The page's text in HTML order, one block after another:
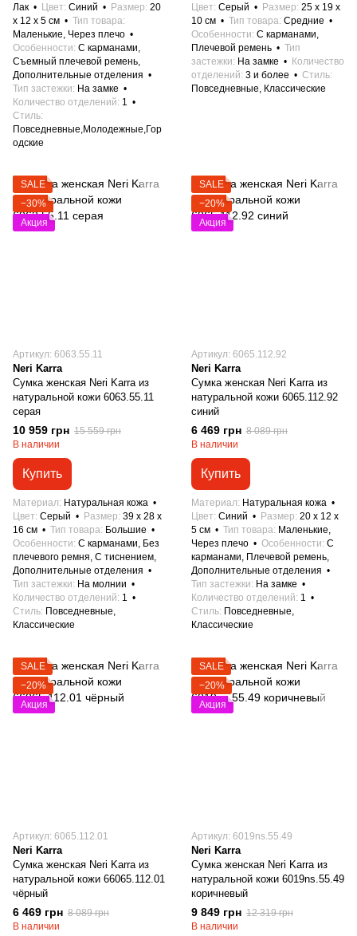
Лак
Цвет Синий Размер 20
x 12 x 5 см
Тип товара
Маленькие, Через плечо
Особенности С карманами,
Съемный плечевой ремень,
Дополнительные отделения
Тип застежки
На замке
Количество отделений 1
Стиль
Повседневные,Молодежные,Гор
одские
Цвет Серый Размер 25 x 19 x
10 см
Тип товара Средние
Особенности С карманами,
Плечевой ремень
Тип
застежки
На замке
Количество
отделений 3 и более
Стиль
Повседневные, Классические
SALE
−30%
Акция
Артикул: 6063.55.11
Neri Karra
Сумка женская Neri Karra из
натуральной кожи 6063.55.11
серая
10 959 грн 15 559 грн
В наличии
Купить
Материал
Натуральная кожа
Цвет Серый Размер 39 x 28 x
16 см
Тип товара Большие
Особенности С карманами, Без
плечевого ремня, С тиснением,
Дополнительные отделения
Тип застежки
На молнии
Количество отделений 1
Стиль Повседневные,
Классические
SALE
−20%
Акция
Артикул: 6065.112.92
Neri Karra
Сумка женская Neri Karra из
натуральной кожи 6065.112.92
синий
6 469 грн 8 089 грн
В наличии
Купить
Материал
Натуральная кожа
Цвет Синий Размер 20 x 12 x
5 см
Тип товара Маленькие,
Через плечо
Особенности С
карманами, Плечевой ремень,
Дополнительные отделения
Тип застежки
На замке
Количество отделений 1
Стиль Повседневные,
Классические
SALE
−20%
Акция
Артикул: 6065.112.01
Neri Karra
Сумка женская Neri Karra из
натуральной кожи 66065.112.01
чёрный
6 469 грн 8 089 грн
В наличии
SALE
−20%
Акция
Артикул: 6019ns.55.49
Neri Karra
Сумка женская Neri Karra из
натуральной кожи 6019ns.55.49
коричневый
9 849 грн 12 319 грн
В наличии